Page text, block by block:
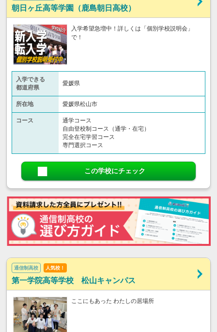
朝日ヶ丘高等学園（鹿島朝日高校）
入学希望急増中！詳しくは「個別学校説明会」
で！
入学できる
都道府県
愛媛県
所在地 愛媛県松山市
コース
通学コース
自由登校制コース（通学・在宅）
完全在宅学習コース
専門選択コース
この学校にチェック
通信制高校 人気校！
第一学院高等学校 松山キャンパス
ここにもあった わたしの居場所